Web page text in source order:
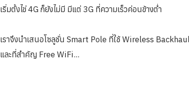
เริ่มตั้งไข่ 4G ก็ยังไม่มี มีแต่ 3G ที่ความเร็วค่อนข้างต่ำ
เราจึงนำเสนอโซลูชั่น Smart Pole ที่ใช้ Wireless
และที่สำคัญ Free WiFi...